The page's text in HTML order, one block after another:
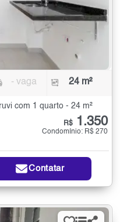
- vaga 24 m²
com 1 quarto - 24 m²
R$ 1.350
Condomínio: R$ 270
Contatar